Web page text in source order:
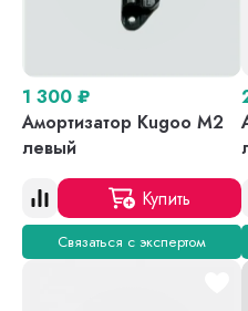
1 300 ₽
Амортизатор Kugoo M2
левый
Купить
Связаться с экспертом